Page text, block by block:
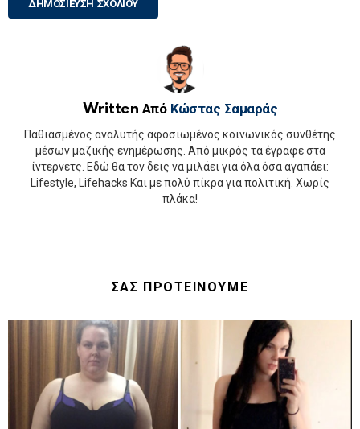
Written Από Κώστας Σαμαράς
Παθιασμένος αναλυτής αφοσιωμένος κοινωνικός συνθέτης
μέσων μαζικής ενημέρωσης. Από μικρός τα έγραφε στα
ίντερνετς. Εδώ θα τον δεις να μιλάει για όλα όσα αγαπάει:
Lifestyle, Lifehacks Και με πολύ πίκρα για πολιτική. Χωρίς
πλάκα!
ΣΑΣ ΠΡΟΤΕΙΝΟΥΜΕ